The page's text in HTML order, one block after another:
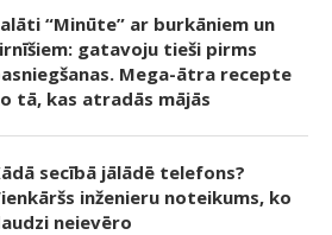
“Minūte” ar burkāniem un
gatavoju tieši pirms
Mega-ātra recepte
tā, kas atradās mājās
secībā jālādē telefons?
inženieru noteikums, ko
neievēro